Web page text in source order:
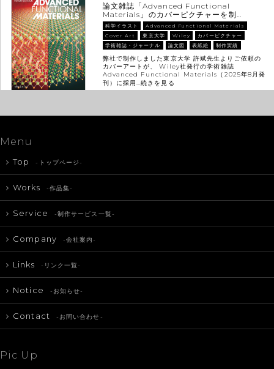
論文雑誌「Advanced Functional
Materials」のカバーピクチャーを制…
科学イラスト
Advanced Functional Materials
Cover Art
東京大学 Wiley
カバーピクチャー
学術雑誌・ジャーナル
論文図 表紙絵 制作実績
弊社で制作しました東京大学 許斌先生よりご依頼の
カバーアートが、 Wiley社発行の学術雑誌
Advanced Functional Materials（2025年8月発
刊）に採用…続きを見る
Menu
Top -トップページ-
Works -作品集-
Service -制作サービス一覧-
Company -会社案内-
Links -リンク一覧-
Notice -お知らせ-
Contact -お問い合わせ-
Pic Up